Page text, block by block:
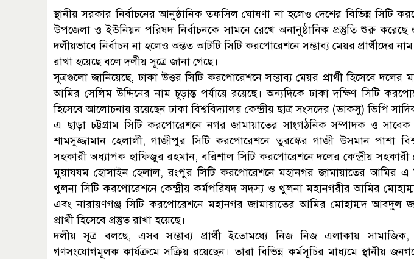
স্থানীয় সরকার নির্বাচনের আনুষ্ঠানিক তফসিল ঘোষণা না হলেও দেশের বিভিন্ন সিটি
উপজেলা ও ইউনিয়ন পরিষদ নির্বাচনকে সামনে রেখে অনানুষ্ঠানিক প্রস্তুতি শুরু করেছে
দলীয়ভাবে নির্বাচন না হলেও অন্তত আটটি সিটি করপোরেশনে সম্ভাব্য মেয়র প্রার্থীদের নাম
রাখা হয়েছে বলে দলীয় সূত্রে জানা গেছে।
সূত্রগুলো জানিয়েছে, ঢাকা উত্তর সিটি করপোরেশনে সম্ভাব্য মেয়র প্রার্থী হিসেবে দলের
আমির সেলিম উদ্দিনের নাম চূড়ান্ত পর্যায়ে রয়েছে। অন্যদিকে ঢাকা দক্ষিণ সিটি
হিসেবে আলোচনায় রয়েছেন ঢাকা বিশ্ববিদ্যালয় কেন্দ্রীয় ছাত্র সংসদের (ডাকসু) ভিপি
এ ছাড়া চট্টগ্রাম সিটি করপোরেশনে নগর জামায়াতের সাংগঠনিক সম্পাদক ও সাবেক
শামসুজ্জামান হেলালী, গাজীপুর সিটি করপোরেশনে তুরস্কের গাজী উসমান পাশা
সহকারী অধ্যাপক হাফিজুর রহমান, বরিশাল সিটি করপোরেশনে দলের কেন্দ্রীয় সহকারী
মুয়াযযম হোসাইন হেলাল, রংপুর সিটি করপোরেশনে মহানগর জামায়াতের আমির
খুলনা সিটি করপোরেশনে কেন্দ্রীয় কর্মপরিষদ সদস্য ও খুলনা মহানগরীর আমির
এবং নারায়ণগঞ্জ সিটি করপোরেশনে মহানগর জামায়াতের আমির মোহাম্মদ আবদুল
প্রার্থী হিসেবে প্রস্তুত রাখা হয়েছে।
দলীয় সূত্র বলছে, এসব সম্ভাব্য প্রার্থী ইতোমধ্যে নিজ নিজ এলাকায়
গণসংযোগমূলক কার্যক্রমে সক্রিয় রয়েছেন। তারা বিভিন্ন কর্মসূচির মাধ্যমে স্থানীয়